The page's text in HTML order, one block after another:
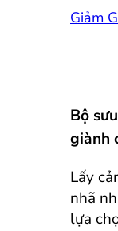
Giảm
Bộ
giành
Lấy
nhã
lựa